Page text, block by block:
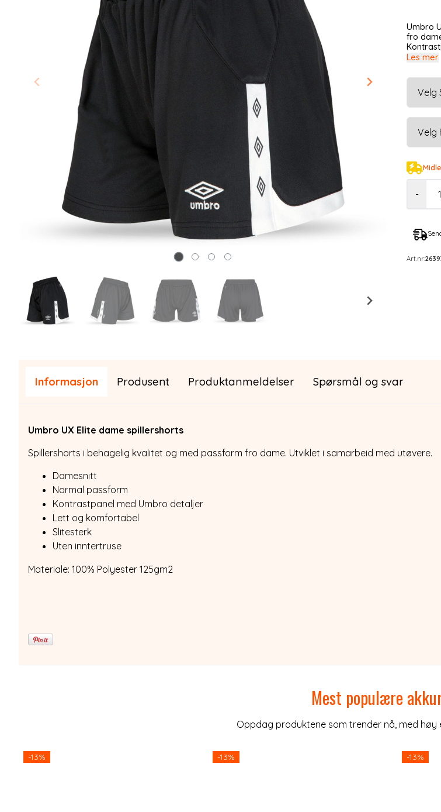
Umbro UX Elite
fro dame.
Kontrastpanel
Les mer
-
Art.nr:
Informasjon Produsent Produktanmeldelser Spørsmål og svar
Umbro UX Elite dame spillershorts
Spillershorts i behagelig kvalitet og med passform fro dame. Utviklet i samarbeid med utøvere.
Damesnitt
Normal passform
Kontrastpanel med Umbro detaljer
Lett og komfortabel
Slitesterk
Uten inntertruse
Materiale: 100% Polyester 125gm2
Mest populære
Oppdag produktene som trender nå, med høy
-13% -13% -13%